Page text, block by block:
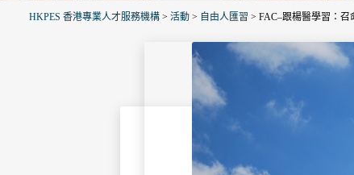
HKPES 香港專業人才服務機構 > 活動 > 自由人匯習 > FAC–跟楊醫學習：召